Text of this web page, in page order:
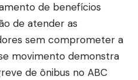
de benefícios
de atender as
sem comprometer a
movimento demonstra
de ônibus no ABC